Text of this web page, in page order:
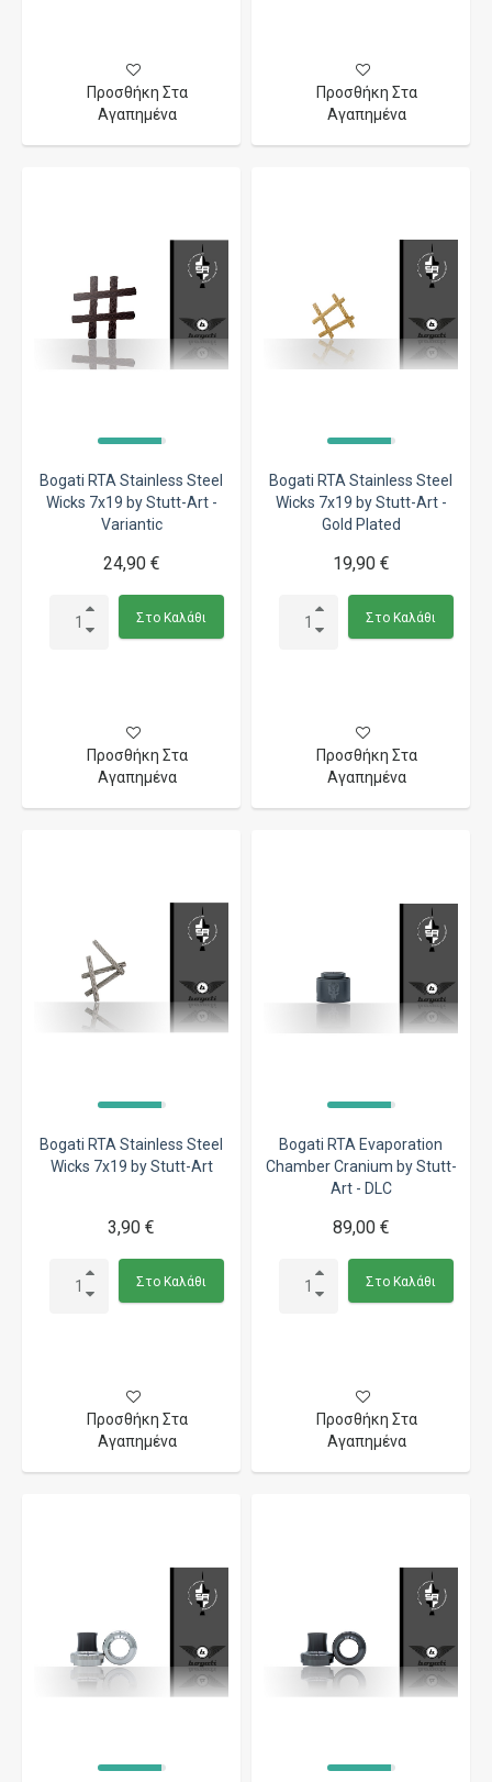
Προσθήκη Στα
Αγαπημένα
Προσθήκη Στα
Αγαπημένα
Bogati RTA Stainless Steel
Wicks 7x19 by Stutt-Art -
Variantic
24,90 €
Στο Καλάθι
Προσθήκη Στα
Αγαπημένα
Bogati RTA Stainless Steel
Wicks 7x19 by Stutt-Art -
Gold Plated
19,90 €
Στο Καλάθι
Προσθήκη Στα
Αγαπημένα
Bogati RTA Stainless Steel
Wicks 7x19 by Stutt-Art
3,90 €
Στο Καλάθι
Προσθήκη Στα
Αγαπημένα
Bogati RTA Evaporation
Chamber Cranium by Stutt-
Art - DLC
89,00 €
Στο Καλάθι
Προσθήκη Στα
Αγαπημένα